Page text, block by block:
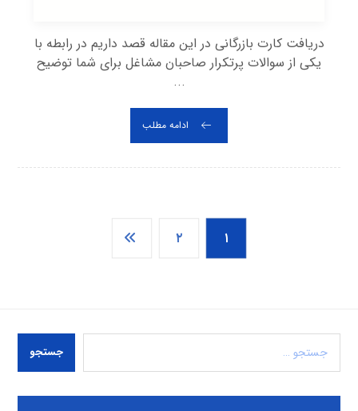
دریافت کارت بازرگانی در این مقاله قصد داریم در رابطه با
یکی از سوالات پرتکرار صاحبان مشاغل برای شما توضیح
...
ادامه مطلب
۱ ۲
جستجو